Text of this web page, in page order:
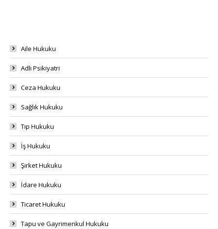
Aile Hukuku
Adli Psikiyatri
Ceza Hukuku
Sağlık Hukuku
Tıp Hukuku
İş Hukuku
Şirket Hukuku
İdare Hukuku
Ticaret Hukuku
Tapu ve Gayrimenkul Hukuku